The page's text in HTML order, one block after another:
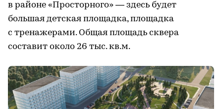
в районе «Просторного» — здесь будет
большая детская площадка, площадка
с тренажерами. Общая площадь сквера
составит около 26 тыс. кв.м.